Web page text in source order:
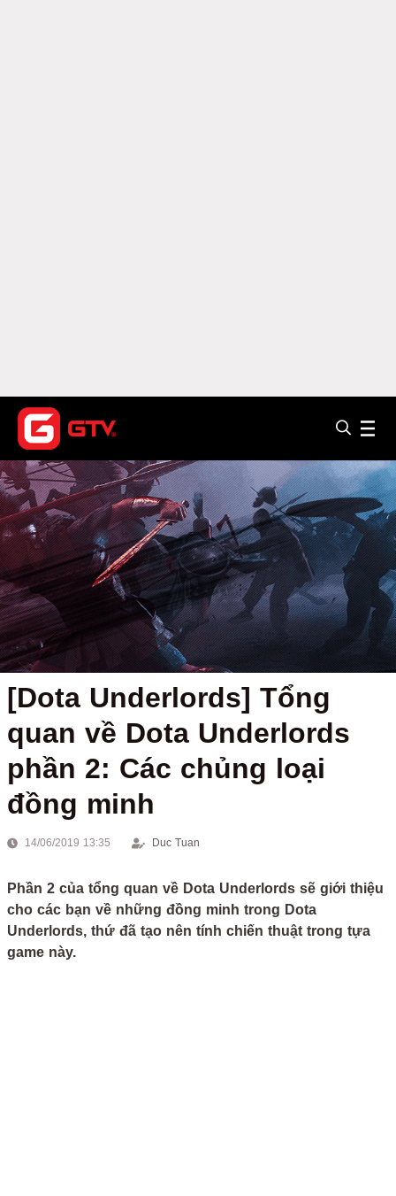
[Dota Underlords] Tổng
quan về Dota Underlords
phần 2: Các chủng loại
đồng minh
14/06/2019 13:35 Duc Tuan
Phần 2 của tổng quan về Dota Underlords sẽ giới thiệu
cho các bạn về những đồng minh trong Dota
Underlords, thứ đã tạo nên tính chiến thuật trong tựa
game này.